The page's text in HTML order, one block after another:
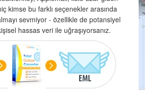
kimse bu farklı seçenekler arasında
sevmiyor - özellikle de potansiyel
hassas veri ile uğraşıyorsanız.